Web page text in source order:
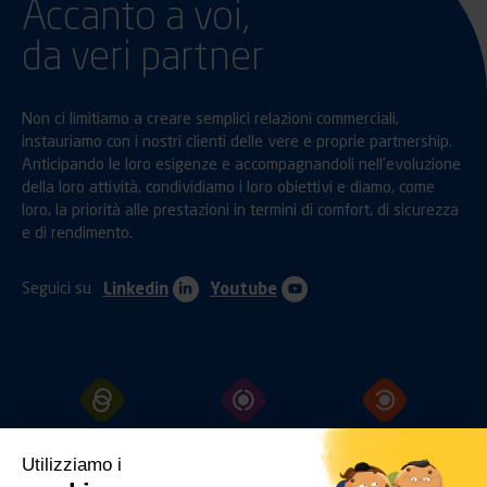
Utilizziamo i
Accanto a voi,
da veri partner
Non ci limitiamo a creare semplici relazioni commerciali,
instauriamo con i nostri clienti delle vere e proprie partnership.
Anticipando le loro esigenze e accompagnandoli nell’evoluzione
della loro attività, condividiamo i loro obiettivi e diamo, come
loro, la priorità alle prestazioni in termini di comfort, di sicurezza
e di rendimento.
Seguici su Linkedin Youtube